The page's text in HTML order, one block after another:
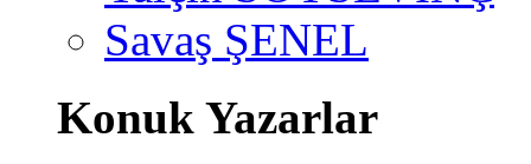
Savaş ŞENEL
Konuk Yazarlar